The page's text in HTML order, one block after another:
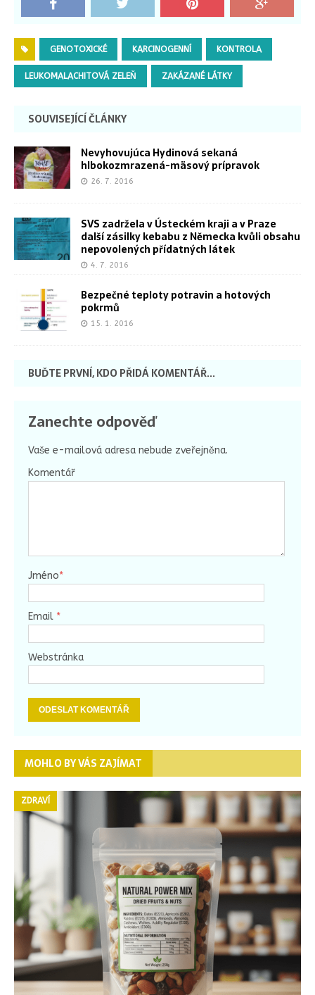
GENOTOXICKÉ KARCINOGENNÍ KONTROLA
LEUKOMALACHITOVÁ ZELEŇ ZAKÁZANÉ LÁTKY
SOUVISEJÍCÍ ČLÁNKY
Nevyhovujúca Hydinová sekaná
hlbokozmrazená-mäsový prípravok
26. 7. 2016
SVS zadržela v Ústeckém kraji a v Praze
další zásilky kebabu z Německa kvůli obsahu
nepovolených přídatných látek
4. 7. 2016
Bezpečné teploty potravin a hotových
pokrmů
15. 1. 2016
BUĎTE PRVNÍ, KDO PŘIDÁ KOMENTÁŘ...
Zanechte odpověď
Vaše e-mailová adresa nebude zveřejněna.
Komentář
Jméno*
Email *
Webstránka
MOHLO BY VÁS ZAJÍMAT
ZDRAVÍ